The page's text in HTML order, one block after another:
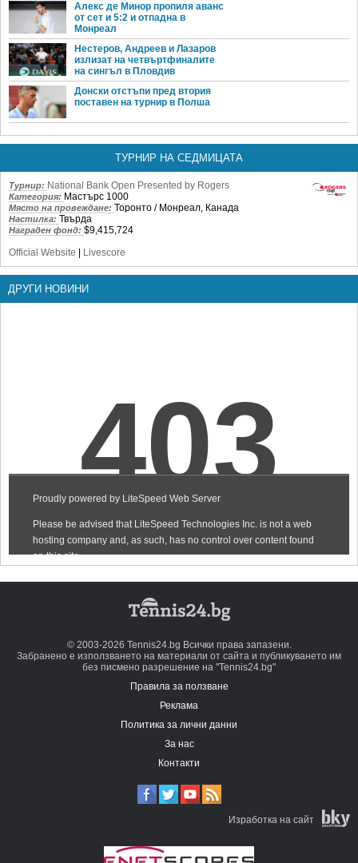
Алекс де Минор пропиля аванс
от сет и 5:2 и отпадна в
Монреал
Нестеров, Андреев и Лазаров
излизат на четвъртфиналите
на сингъл в Пловдив
Донски отстъпи пред втория
поставен на турнир в Полша
ТУРНИР НА СЕДМИЦАТА
Турнир: National Bank Open Presented by Rogers
Категория: Мастърс 1000
Място на провеждане: Торонто / Монреал, Канада
Настилка: Твърда
Награден фонд: $9,415,724
Official Website | Livescore
ДРУГИ НОВИНИ
© 2003-2026 Tennis24.bg Всички права запазени.
Забранено е използването на материали от сайта и публикуването им
без писмено разрешение на "Tennis24.bg"
Правила за ползване
Реклама
Политика за лични данни
За нас
Контакти
Изработка на сайт